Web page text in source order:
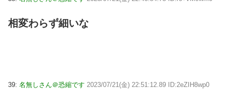
相変わらず細いな
39: 名無しさん＠恐縮です 2023/07/21(金) 22:51:12.89 ID:2eZIH8wp0